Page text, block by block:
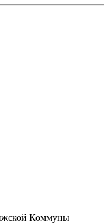
Коммуны